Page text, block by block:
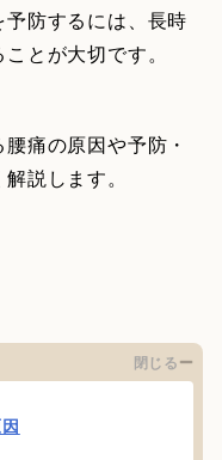
防するには、長時
とが大切です。
痛の原因や予防・
説します。
閉じる